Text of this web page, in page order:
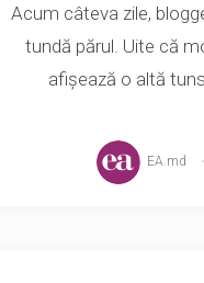
Acum câteva zile,
tundă părul. Uite că
afișează o altă
EA.md